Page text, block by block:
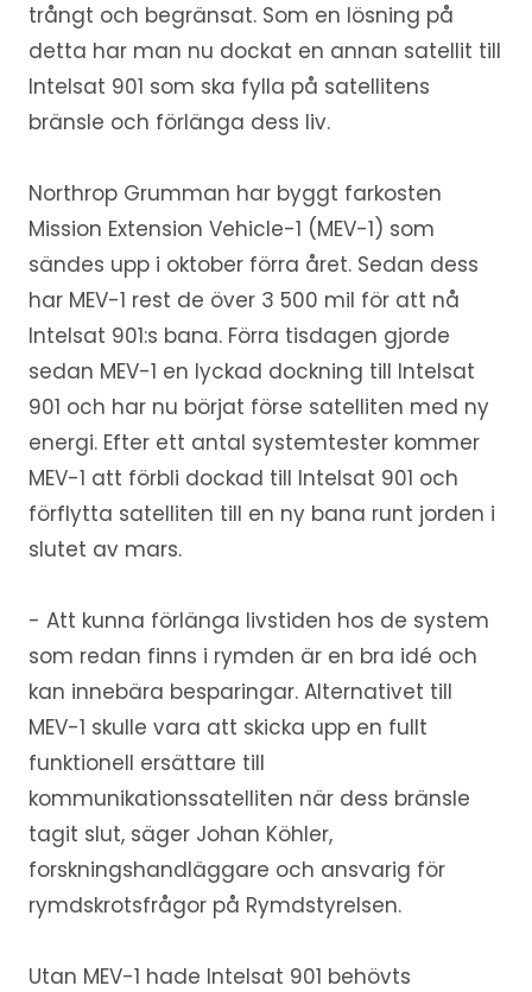
trångt och begränsat. Som en lösning på
detta har man nu dockat en annan satellit till
Intelsat 901 som ska fylla på satellitens
bränsle och förlänga dess liv.
Northrop Grumman har byggt farkosten
Mission Extension Vehicle-1 (MEV-1) som
sändes upp i oktober förra året. Sedan dess
har MEV-1 rest de över 3 500 mil för att nå
Intelsat 901:s bana. Förra tisdagen gjorde
sedan MEV-1 en lyckad dockning till Intelsat
901 och har nu börjat förse satelliten med ny
energi. Efter ett antal systemtester kommer
MEV-1 att förbli dockad till Intelsat 901 och
förflytta satelliten till en ny bana runt jorden i
slutet av mars.
- Att kunna förlänga livstiden hos de system
som redan finns i rymden är en bra idé och
kan innebära besparingar. Alternativet till
MEV-1 skulle vara att skicka upp en fullt
funktionell ersättare till
kommunikationssatelliten när dess bränsle
tagit slut, säger Johan Köhler,
forskningshandläggare och ansvarig för
rymdskrotsfrågor på Rymdstyrelsen.
Utan MEV-1 hade Intelsat 901 behövts